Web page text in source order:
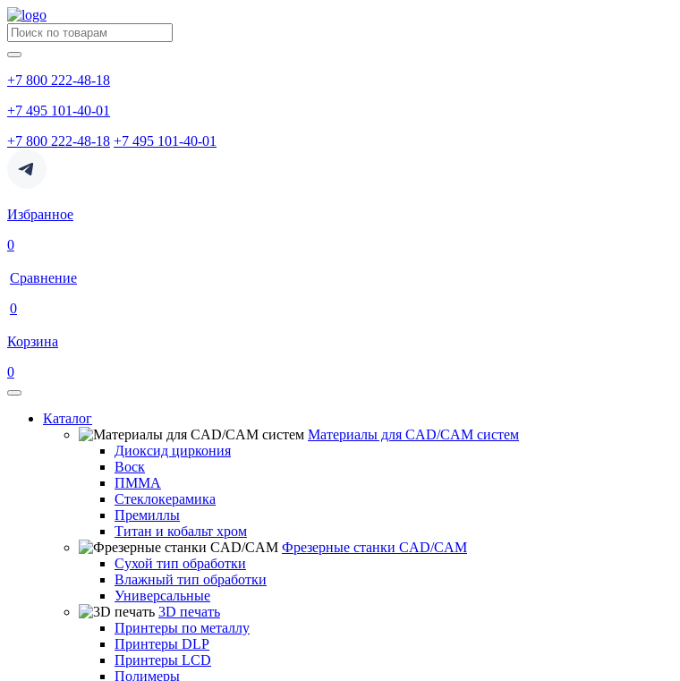
+7 800 222-48-18
+7 495 101-40-01
+7 800 222-48-18 +7 495 101-40-01
Избранное
0
Сравнение
0
Корзина
0
Каталог
Материалы для CAD/CAM систем
Диоксид циркония
Воск
ПММА
Стеклокерамика
Премиллы
Титан и кобальт хром
Фрезерные станки CAD/CAM
Сухой тип обработки
Влажный тип обработки
Универсальные
3D печать
Принтеры по металлу
Принтеры DLP
Принтеры LCD
Полимеры